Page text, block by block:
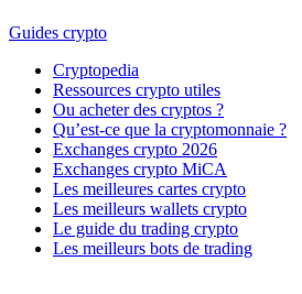
Guides crypto
Cryptopedia
Ressources crypto utiles
Ou acheter des cryptos ?
Qu’est-ce que la cryptomonnaie ?
Exchanges crypto 2026
Exchanges crypto MiCA
Les meilleures cartes crypto
Les meilleurs wallets crypto
Le guide du trading crypto
Les meilleurs bots de trading